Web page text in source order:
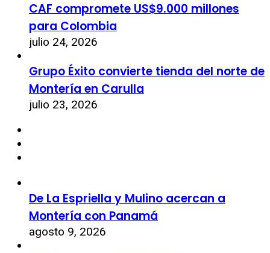
CAF compromete US$9.000 millones
para Colombia
julio 24, 2026
Grupo Éxito convierte tienda del norte de
Montería en Carulla
julio 23, 2026
De La Espriella y Mulino acercan a
Montería con Panamá
agosto 9, 2026